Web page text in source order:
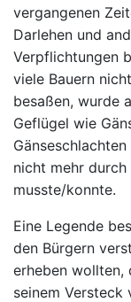
vergangenen
Darlehen und
Verpflichtungen
viele Bauern
besaßen, wurde
Geflügel wie
nicht mehr
musste/konnte.
Eine Legende
den Bürgern
erheben wollten,
seinem Versteck